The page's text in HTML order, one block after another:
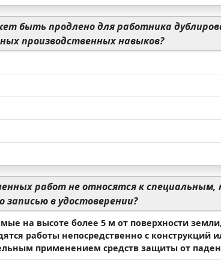
быть продлено для работника
производственных навыков?
работ не относятся к
записью в удостоверении?
на высоте более 5 м от поверхности
работы непосредственно с
применением средств защиты от